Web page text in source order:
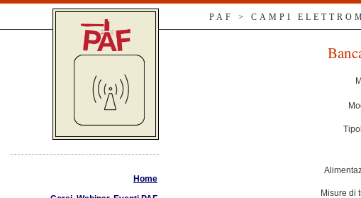
PAF > CAMPI
Home
Misure di